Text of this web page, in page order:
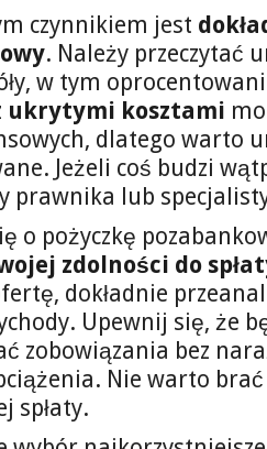
czynnikiem jest
. Należy przeczytać
w tym
ukrytymi kosztami
dlatego warto
Jeżeli coś budzi
prawnika lub
o pożyczkę
zdolności do
dokładnie
Upewnij się, że
zobowiązania bez
Nie warto
spłaty.